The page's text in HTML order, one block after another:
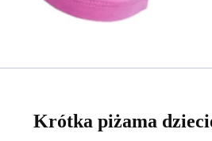
Krótka piżama